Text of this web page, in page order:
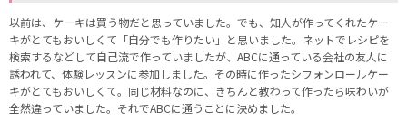
以前は、ケーキは買う物だと思っていました。でも、知人が作ってくれたケー
キがとてもおいしくて「自分でも作りたい」と思いました。ネットでレシピを
検索するなどして自己流で作っていましたが、ABCに通っている会社の友人に
誘われて、体験レッスンに参加しました。その時に作ったシフォンロールケー
キがとてもおいしくて。同じ材料なのに、きちんと教わって作ったら味わいが
全然違っていました。それでABCに通うことに決めました。